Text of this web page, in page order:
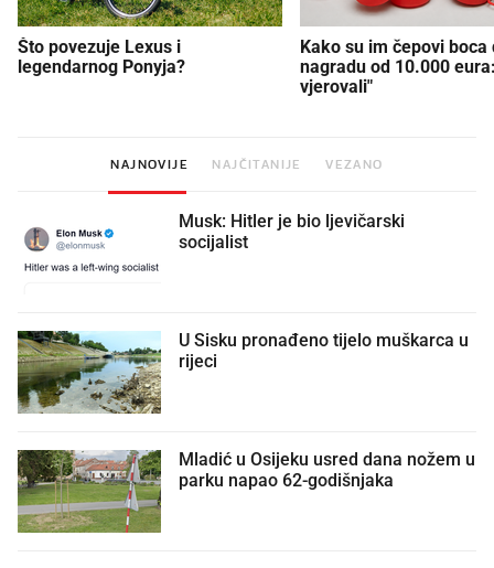
Što povezuje Lexus i
legendarnog Ponyja?
Kako su im čepovi boca
nagradu od 10.000
vjerovali"
NAJNOVIJE NAJČITANIJE VEZANO
Musk: Hitler je bio ljevičarski
socijalist
U Sisku pronađeno tijelo muškarca u
rijeci
Mladić u Osijeku usred dana nožem u
parku napao 62-godišnjaka